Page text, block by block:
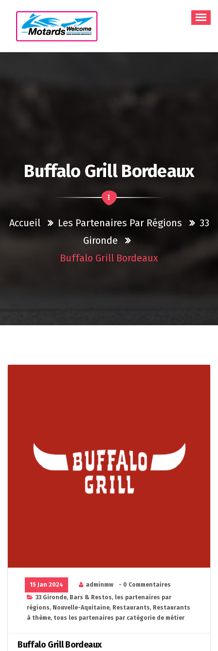
contenu
Buffalo Grill Bordeaux
Accueil Les Partenaires Par Régions
33
Gironde
Buffalo Grill Bordeaux
15 Jan 2024 adminmw
- 0 Commentaires
33 Gironde, Bars & Restos, les partenaires par
régions, Nouvelle-Aquitaine, Restaurants, Restaurants
à thème, tous les partenaires par catégorie de métier
Buffalo Grill Bordeaux